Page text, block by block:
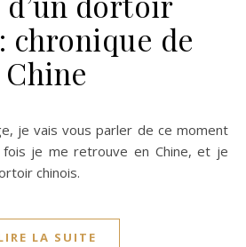
chronique de
Chine
je me retrouve en Chine, et je
chinois.
LA SUITE